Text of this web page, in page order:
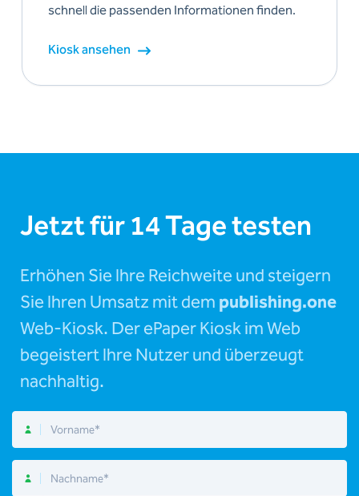
schnell die passenden Informationen finden.
Kiosk ansehen
Jetzt für 14 Tage testen
Erhöhen Sie Ihre Reichweite und steigern
Sie Ihren Umsatz mit dem publishing.one
Web-Kiosk. Der ePaper Kiosk im Web
begeistert Ihre Nutzer und überzeugt
nachhaltig.
Vorname
Nachname